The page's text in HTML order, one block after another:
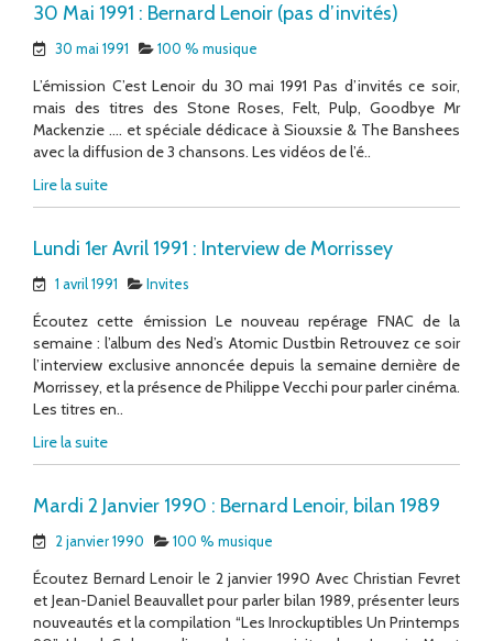
30 Mai 1991 : Bernard Lenoir (pas d’invités)
30 mai 1991 100 % musique
L’émission C’est Lenoir du 30 mai 1991 Pas d’invités ce soir,
mais des titres des Stone Roses, Felt, Pulp, Goodbye Mr
Mackenzie …. et spéciale dédicace à Siouxsie & The Banshees
avec la diffusion de 3 chansons. Les vidéos de l’é..
Lire la suite
Lundi 1er Avril 1991 : Interview de Morrissey
1 avril 1991 Invites
Écoutez cette émission Le nouveau repérage FNAC de la
semaine : l’album des Ned’s Atomic Dustbin Retrouvez ce soir
l’interview exclusive annoncée depuis la semaine dernière de
Morrissey, et la présence de Philippe Vecchi pour parler cinéma.
Les titres en..
Lire la suite
Mardi 2 Janvier 1990 : Bernard Lenoir, bilan 1989
2 janvier 1990 100 % musique
Écoutez Bernard Lenoir le 2 janvier 1990 Avec Christian Fevret
et Jean-Daniel Beauvallet pour parler bilan 1989, présenter leurs
nouveautés et la compilation “Les Inrockuptibles Un Printemps